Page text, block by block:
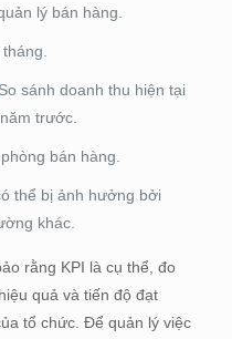
lý bán hàng.
sánh doanh thu hiện tại
trước.
bán hàng.
thể bị ảnh hưởng bởi
khác.
rằng KPI là cụ thể, đo
quả và tiến độ đạt
tổ chức. Để quản lý việc